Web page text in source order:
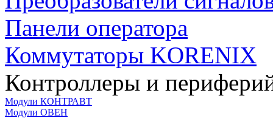
Панели оператора
Коммутаторы KORENIX
Контроллеры и
Модули КОНТРАВТ
Модули ОВЕН